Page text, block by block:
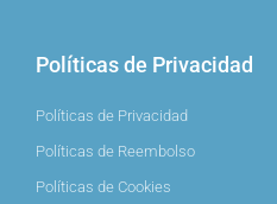
Políticas de Privacidad
Políticas de Privacidad
Políticas de Reembolso
Políticas de Cookies